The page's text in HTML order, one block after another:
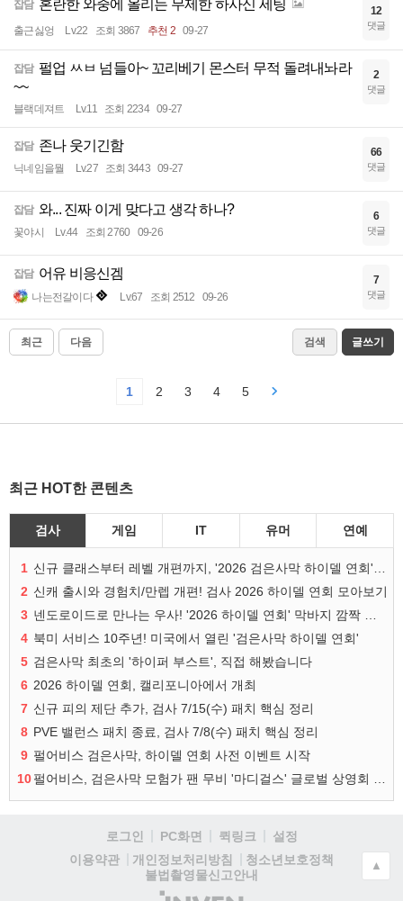
잡담 혼란한 와중에 올리는 무제한 하사신 세팅
출근싫엉 Lv.22 조회 3867 추천 2 09-27
12
댓글
잡담 펄업 ㅆㅂ 넘들아~ 꼬리베기 몬스터 무적 돌려내놔라
~~
블랙데져트 Lv.11 조회 2234 09-27
2
댓글
잡담 존나 웃기긴함
닉네임을뭘 Lv.27 조회 3443 09-27
66
댓글
잡담 와... 진짜 이게 맞다고 생각 하나?
꽃야시 Lv.44 조회 2760 09-26
6
댓글
잡담 어유 비응신겜
나는전갈이다 Lv.67 조회 2512 09-26
7
댓글
최근 다음 검색 글쓰기
1 2 3 4 5
최근 HOT한 콘텐츠
검사 게임 IT 유머 연예
1
2 신캐 출시와 경험치/만렙 개편! 검사 2026 하이델 연회 모아보기
3
4 북미 서비스 10주년! 미국에서 열린 '검은사막 하이델 연회'
5 검은사막 최초의 '하이퍼 부스트', 직접 해봤습니다
6 2026 하이델 연회, 캘리포니아에서 개최
7 신규 피의 제단 추가, 검사 7/15(수) 패치 핵심 정리
8 PVE 밸런스 패치 종료, 검사 7/8(수) 패치 핵심 정리
9 펄어비스 검은사막, 하이델 연회 사전 이벤트 시작
10
로그인 PC화면 퀵링크
설정
이용약관
개인정보처리방침
청소년보호정책
불법촬영물신고안내
▲